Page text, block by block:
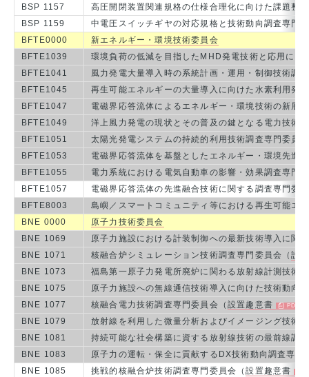
BSP 1157
高圧開閉装置関連規格の仕様合理化に向けた課題整
BSP 1159
中電圧スイッチギヤの対応規格と技術動向調査専門
BFTE0000
新エネルギー・環境技術委員会
BFTE1039
環境負荷の低減を目指したMHD発電技術と応用に関
BFTE1041
風力発電大量導入時の系統計画・運用・制御技術調
BFTE1045
再生可能エネルギーの大量導入に向けた水素利用発
BFTE1047
電磁界応答流体によるエネルギー・環境技術の新展
BFTE1049
洋上風力発電の現状とその普及の鍵となる電力技術
BFTE1051
太陽光発電システムの持続的利用技術調査専門委員
BFTE1053
電磁界応答流体を基盤としたエネルギー・環境先進
BFTE1055
電力系統における電気自動車の影響・効果調査専門
BFTE1057
電磁界応答流体の先進融合技術に関する調査専門委
BFTE8003
島嶼／スマートコミュニティ等における再生可能エ
BNE 0000
原子力技術委員会
BNE 1069
原子力施設における計装制御への最新技術導入に関
BNE 1071
核融合炉シミュレーション技術調査専門委員会（設
BNE 1073
福島第一原子力発電所廃炉に関わる放射線計測技術
BNE 1075
原子力施設への無線通信技術導入に向けた技術動向
BNE 1077
核融合電力技術調査専門委員会（ 設置趣意書
BNE 1079
放射線を利用した微量分析およびイメージング技術
BNE 1081
持続可能な社会構築に資する放射線技術の最前線調
BNE 1083
原子力の運転・保全に貢献するDX技術動向調査専門
BNE 1085
挑戦的核融合炉技術調査専門委員会（設置趣意書